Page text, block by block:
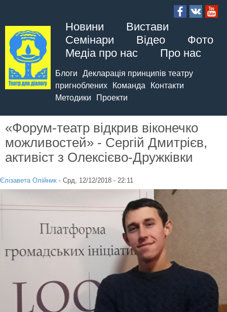
Новини
Вистави
Семінари
Відео
Фото
Медіа про нас
Про нас
Блоги
Декларація принципів театру
пригноблених
Команда
Контакти
Методики
Проекти
«Форум-театр відкрив віконечко
можливостей» - Сергій Дмитрієв,
активіст з Олексієво-Дружківки
Єлізавета Олійник - Срд, 12/12/2018 - 22:11